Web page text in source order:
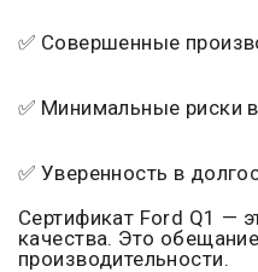
✅ Совершенные
✅ Минимальные риски
✅ Уверенность в
Сертификат Ford Q1 —
качества. Это
производительности.